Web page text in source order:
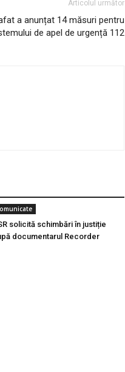
Articolul următor
a anunțat 14 măsuri pentru
de apel de urgență 112
solicită schimbări în justiție
documentarul Recorder